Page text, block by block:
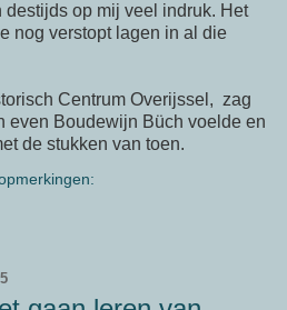
op mij veel indruk. Het
nog verstopt lagen in al die
Centrum Overijssel, zag
even Boudewijn Büch voelde en
de stukken van toen.